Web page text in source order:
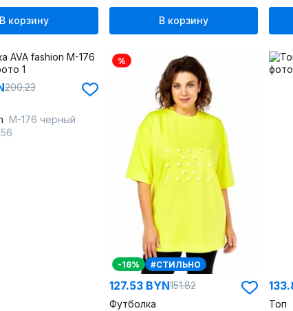
В корзину В корзину
200.23
М-176 черный
56
%
-16% #СТИЛЬНО
127.53 BYN151.82
Футболка
Топ